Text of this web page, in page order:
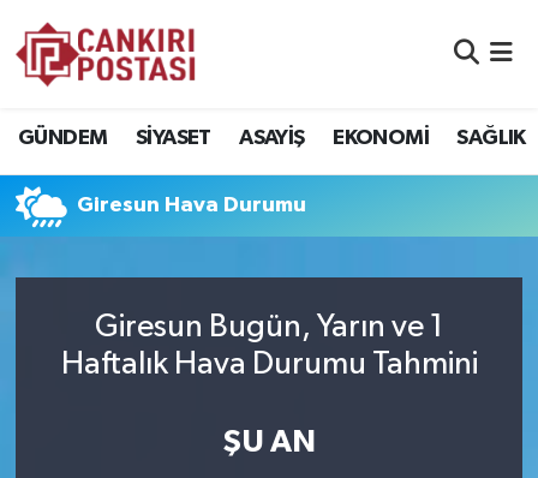
GÜNDEM SİYASET ASAYİŞ EKONOMİ SAĞLIK
Giresun Hava Durumu
Giresun Bugün, Yarın ve 1
Haftalık Hava Durumu Tahmini
ŞU AN
ASAYİŞ
EKONOMİ
SAĞLIK
Namaz Vakitleri
Trafik Durumu
Süper Lig Puan Durumu ve Fikstür
Son Dakika Haberleri